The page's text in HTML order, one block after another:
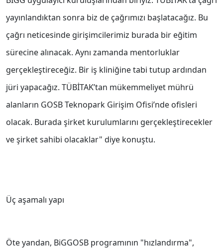
yayınlandıktan sonra biz de çağrımızı başlatacağız. Bu
çağrı neticesinde girişimcilerimiz burada bir eğitim
sürecine alınacak. Aynı zamanda mentorluklar
gerçekleştireceğiz. Bir iş kliniğine tabi tutup ardından
jüri yapacağız. TÜBİTAK’tan mükemmeliyet mührü
alanların GOSB Teknopark Girişim Ofisi’nde ofisleri
olacak. Burada şirket kurulumlarını gerçekleştirecekler
ve şirket sahibi olacaklar" diye konuştu.
Üç aşamalı yapı
Öte yandan, BiGGOSB programının "hızlandırma",